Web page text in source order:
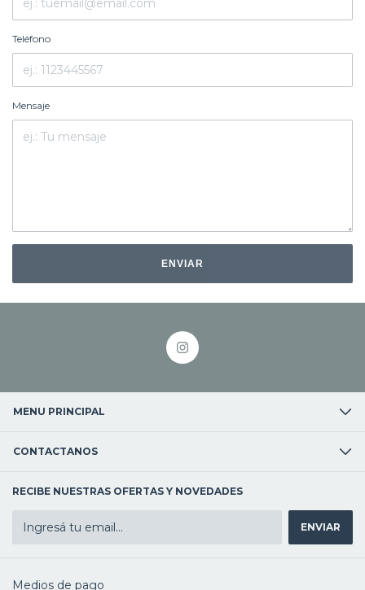
Teléfono
Mensaje
ENVIAR
MENU PRINCIPAL
CONTACTANOS
RECIBE NUESTRAS OFERTAS Y NOVEDADES
Medios de pago